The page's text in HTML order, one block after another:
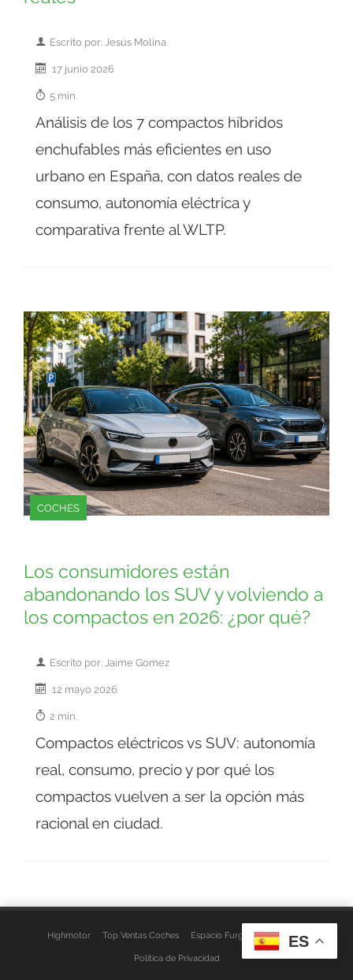
Escrito por: Jesús Molina
17 junio 2026
5 min.
Análisis de los 7 compactos híbridos
enchufables más eficientes en uso
urbano en España, con datos reales de
consumo, autonomía eléctrica y
comparativa frente al WLTP.
COCHES
Los consumidores están
abandonando los SUV y volviendo a
los compactos en 2026: ¿por qué?
Escrito por: Jaime Gomez
12 mayo 2026
2 min.
Compactos eléctricos vs SUV: autonomía
real, consumo, precio y por qué los
compactos vuelven a ser la opción más
racional en ciudad.
Highmotor Top Ventas Coches Espacio Furgo Aviso Legal
Política de Privacidad
ES